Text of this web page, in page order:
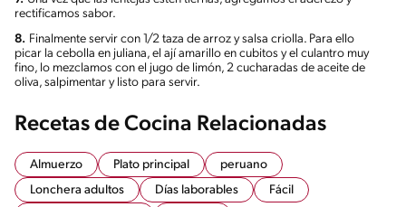
rectificamos sabor.
8. Finalmente servir con 1/2 taza de arroz y salsa criolla. Para ello
picar la cebolla en juliana, el ají amarillo en cubitos y el culantro muy
fino, lo mezclamos con el jugo de limón, 2 cucharadas de aceite de
oliva, salpimentar y listo para servir.
Recetas de Cocina Relacionadas
Almuerzo Plato principal
peruano
Lonchera adultos
Días laborables
Fácil